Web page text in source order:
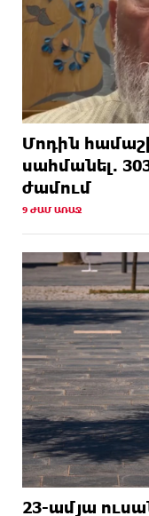
Մոդին
սահմանել.
ժամում
9 ԺԱՄ ԱՌԱՋ
23-ամյա